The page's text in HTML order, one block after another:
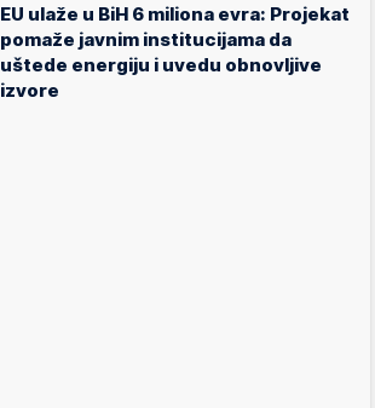
EU ulaže u BiH 6 miliona evra: Projekat
pomaže javnim institucijama da
uštede energiju i uvedu obnovljive
izvore